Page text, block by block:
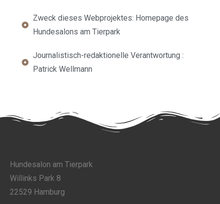
Zweck dieses Webprojektes: Homepage des
Hundesalons am Tierpark
Journalistisch-redaktionelle Verantwortung :
Patrick Wellmann
Hundesalon am Tierpark
Willinks Park 8
22529 Hamburg